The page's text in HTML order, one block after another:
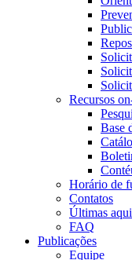
Recursos
Base
Horário de
Contatos
Últimas
FAQ
Publicações
Equipe